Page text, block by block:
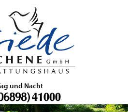
und Nacht
41000